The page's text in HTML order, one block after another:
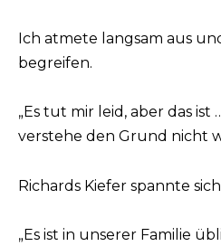
Ich atmete langsam aus
begreifen.
„Es tut mir leid, aber das
verstehe den Grund nicht
Richards Kiefer spannte
„Es ist in unserer Familie